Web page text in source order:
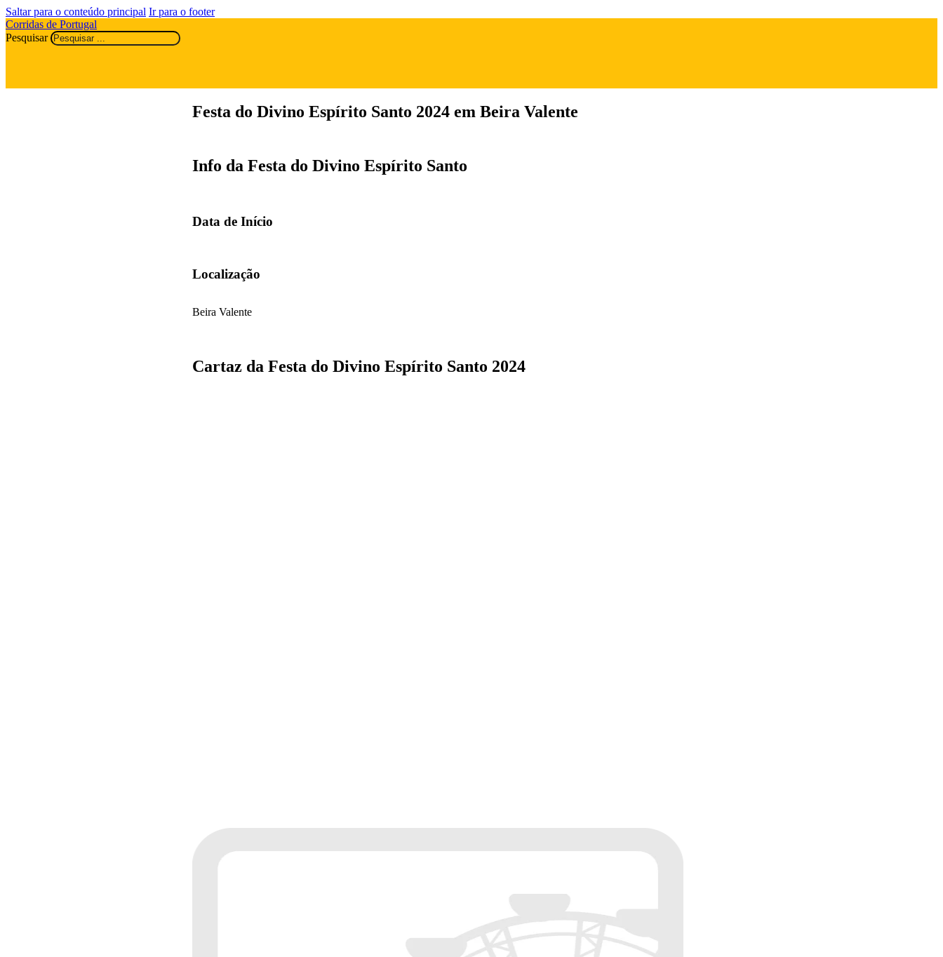
Saltar para o conteúdo principal Ir para o footer
Corridas de Portugal
Pesquisar
Festa do Divino Espírito Santo 2024 em Beira Valente
Info da Festa do Divino Espírito Santo
Data de Início
Localização
Beira Valente
Cartaz da Festa do Divino Espírito Santo 2024